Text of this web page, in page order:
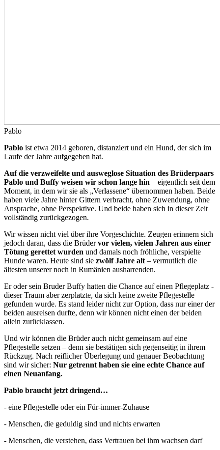
Pablo
Pablo ist etwa 2014 geboren, distanziert und ein Hund, der sich im
Laufe der Jahre aufgegeben hat.
Auf die verzweifelte und ausweglose Situation des Brüderpaars
Pablo und Buffy weisen wir schon lange hin – eigentlich seit dem
Moment, in dem wir sie als „Verlassene“ übernommen haben. Beide
haben viele Jahre hinter Gittern verbracht, ohne Zuwendung, ohne
Ansprache, ohne Perspektive. Und beide haben sich in dieser Zeit
vollständig zurückgezogen.
Wir wissen nicht viel über ihre Vorgeschichte. Zeugen erinnern sich
jedoch daran, dass die Brüdervor vielen, vielen Jahren aus einer
Tötung gerettet wurden und damals noch fröhliche, verspielte
Hunde waren. Heute sind sie zwölf Jahre alt – vermutlich die
ältesten unserer noch in Rumänien ausharrenden.
Er oder sein Bruder Buffy hatten die Chance auf einen Pflegeplatz -
dieser Traum aber zerplatzte, da sich keine zweite Pflegestelle
gefunden wurde. Es stand leider nicht zur Option, dass nur einer der
beiden ausreisen durfte, denn wir können nicht einen der beiden
allein zurücklassen.
Und wir können die Brüder auch nicht gemeinsam auf eine
Pflegestelle setzen – denn sie bestätigen sich gegenseitig in ihrem
Rückzug. Nach reiflicher Überlegung und genauer Beobachtung
sind wir sicher: Nur getrennt haben sie eine echte Chance auf
einen Neuanfang.
Pablo braucht jetzt dringend…
- eine Pflegestelle oder ein Für-immer-Zuhause
- Menschen, die geduldig sind und nichts erwarten
- Menschen, die verstehen, dass Vertrauen bei ihm wachsen darf